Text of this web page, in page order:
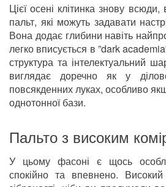
Цієї осені клітинка знову
пальт, які можуть задавати
Вона додає глибини навіть
легко вписується в ”dark
структура та інтелектуальний
виглядає доречно як у
повсякденних луках, особливо
однотонної бази.
Пальто з високим
У цьому фасоні є щось
спокійно та впевнено.